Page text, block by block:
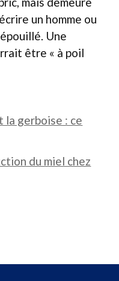
un homme ou
Une
être « à poil
la gerboise : ce
du miel chez